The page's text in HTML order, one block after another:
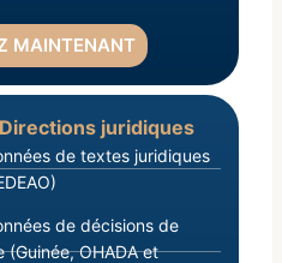
MAINTENANT
juridiques
de textes juridiques
de décisions de
OHADA et